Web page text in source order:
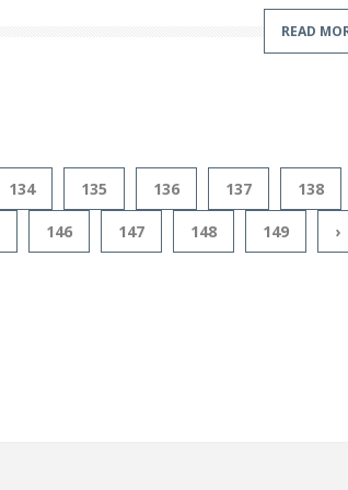
READ
134 135 136 137 138
146 147 148 149 ›